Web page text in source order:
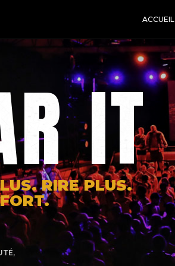
ACCUEIL
IT
RIRE PLUS.